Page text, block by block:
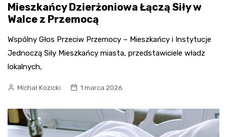
Mieszkańcy Dzierżoniowa Łączą Siły w
Walce z Przemocą
Wspólny Głos Przeciw Przemocy – Mieszkańcy i Instytucje
Jednoczą Siły Mieszkańcy miasta, przedstawiciele władz
lokalnych,
Michał Kozicki 1 marca 2026